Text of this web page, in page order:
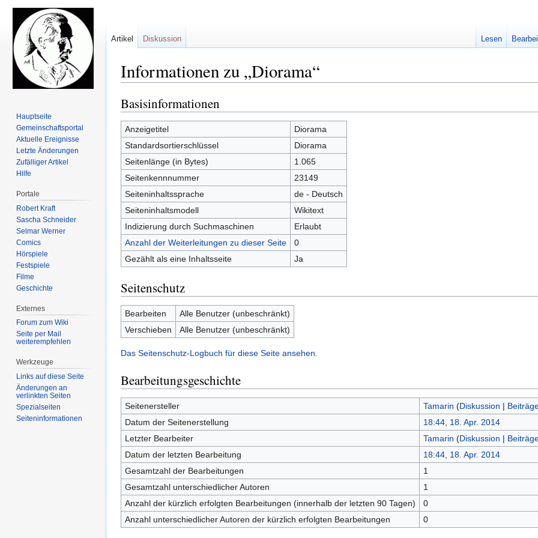
Informationen zu „Diorama“
Zur
Navigation
springen
Zur
Suche
springen
Basisinformationen
Anzeigetitel
Diorama
Standardsortierschlüssel
Diorama
Seitenlänge (in Bytes)
1.065
Seitenkennnummer
23149
Seiteninhaltssprache
de - Deutsch
Seiteninhaltsmodell
Wikitext
Indizierung durch Suchmaschinen
Erlaubt
Anzahl der Weiterleitungen zu dieser Seite
0
Gezählt als eine Inhaltsseite
Ja
Seitenschutz
Bearbeiten
Alle Benutzer (unbeschränkt)
Verschieben
Alle Benutzer (unbeschränkt)
Das Seitenschutz-Logbuch für diese Seite ansehen.
Bearbeitungsgeschichte
Seitenersteller Tamarin (Diskussion |
Datum der Seitenerstellung
18:44, 18. Apr. 2014
Letzter Bearbeiter
Tamarin (Diskussion |
Datum der letzten Bearbeitung
18:44, 18. Apr. 2014
Gesamtzahl der Bearbeitungen
1
Gesamtzahl unterschiedlicher Autoren
1
Anzahl der kürzlich erfolgten Bearbeitungen (innerhalb der letzten 90 Tagen)
0
Anzahl unterschiedlicher Autoren der kürzlich erfolgten Bearbeitungen
0
Artikel Diskussion Lesen
Hauptseite
Gemeinschafts­portal
Aktuelle Ereignisse
Letzte Änderungen
Zufälliger Artikel
Hilfe
Portale
Robert Kraft
Sascha Schneider
Selmar Werner
Comics
Hörspiele
Festspiele
Filme
Geschichte
Externes
Forum zum Wiki
Seite per Mail
weiterempfehlen
Werkzeuge
Links auf diese Seite
Änderungen an
verlinkten Seiten
Spezialseiten
Seiten­informationen